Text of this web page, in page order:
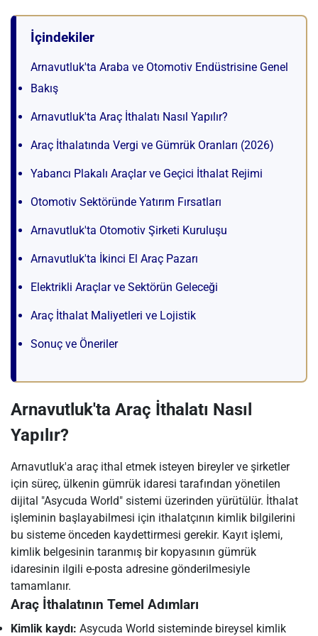
İçindekiler
Arnavutluk'ta Araba ve Otomotiv Endüstrisine Genel
Bakış
Arnavutluk'ta Araç İthalatı Nasıl Yapılır?
Araç İthalatında Vergi ve Gümrük Oranları (2026)
Yabancı Plakalı Araçlar ve Geçici İthalat Rejimi
Otomotiv Sektöründe Yatırım Fırsatları
Arnavutluk'ta Otomotiv Şirketi Kuruluşu
Arnavutluk'ta İkinci El Araç Pazarı
Elektrikli Araçlar ve Sektörün Geleceği
Araç İthalat Maliyetleri ve Lojistik
Sonuç ve Öneriler
Arnavutluk'ta Araç İthalatı Nasıl
Yapılır?
Arnavutluk'a araç ithal etmek isteyen bireyler ve şirketler
için süreç, ülkenin gümrük idaresi tarafından yönetilen
dijital "Asycuda World" sistemi üzerinden yürütülür. İthalat
işleminin başlayabilmesi için ithalatçının kimlik bilgilerini
bu sisteme önceden kaydettirmesi gerekir. Kayıt işlemi,
kimlik belgesinin taranmış bir kopyasının gümrük
idaresinin ilgili e-posta adresine gönderilmesiyle
tamamlanır.
Araç İthalatının Temel Adımları
Kimlik kaydı: Asycuda World sisteminde bireysel kimlik